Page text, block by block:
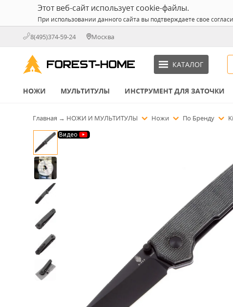
Этот веб-сайт использует cookie-файлы.
При использовании данного сайта вы подтверждаете свое
8(495)374-59-24 Москва
КАТАЛОГ
НОЖИ МУЛЬТИТУЛЫ ИНСТРУМЕНТ ДЛЯ ЗАТОЧКИ
Главная → НОЖИ И МУЛЬТИТУЛЫ Ножи По Бренду
Видео